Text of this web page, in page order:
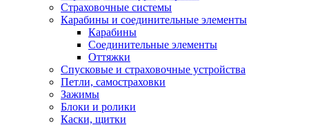
Страховочные системы
Карабины и соединительные элементы
Карабины
Соединительные элементы
Оттяжки
Спусковые и страховочные устройства
Петли, самостраховки
Зажимы
Блоки и ролики
Каски, щитки